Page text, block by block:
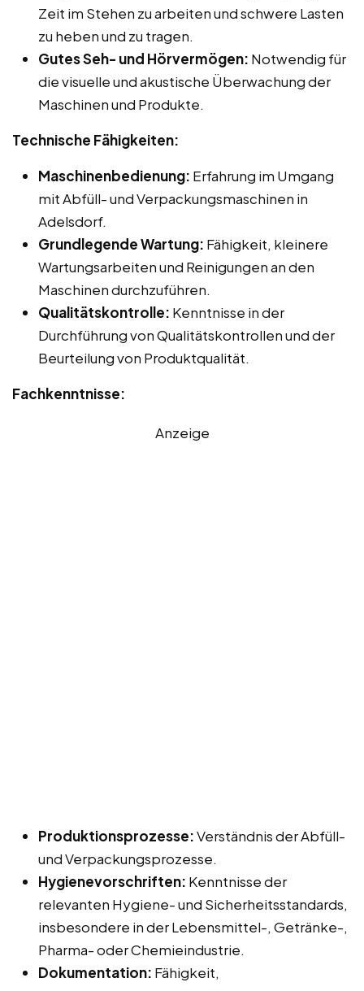
Zeit im Stehen zu arbeiten und schwere Lasten
zu heben und zu tragen.
Gutes Seh- und Hörvermögen: Notwendig für
die visuelle und akustische Überwachung der
Maschinen und Produkte.
Technische Fähigkeiten:
Maschinenbedienung: Erfahrung im Umgang
mit Abfüll- und Verpackungsmaschinen in
Adelsdorf.
Grundlegende Wartung: Fähigkeit, kleinere
Wartungsarbeiten und Reinigungen an den
Maschinen durchzuführen.
Qualitätskontrolle: Kenntnisse in der
Durchführung von Qualitätskontrollen und der
Beurteilung von Produktqualität.
Fachkenntnisse:
Anzeige
Produktionsprozesse:Verständnis der Abfüll-
und Verpackungsprozesse.
Hygienevorschriften: Kenntnisse der
relevanten Hygiene- und Sicherheitsstandards,
insbesondere in der Lebensmittel-, Getränke-,
Pharma- oder Chemieindustrie.
Dokumentation: Fähigkeit,